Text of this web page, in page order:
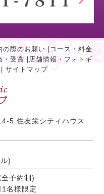
の際のお願い
コース・料金
・受賞
店舗情報・フォトギ
サイトマップ
5 住友栄シティハウス
)
予約制)
名様限定